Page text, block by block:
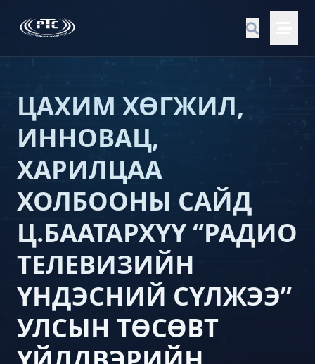
ЦАХИМ ХӨГЖИЛ,
ИННОВАЦ,
ХАРИЛЦАА
ХОЛБООНЫ САЙД
Ц.БААТАРХҮҮ “РАДИО
ТЕЛЕВИЗИЙН
ҮНДЭСНИЙ СҮЛЖЭЭ”
УЛСЫН ТӨСӨВТ